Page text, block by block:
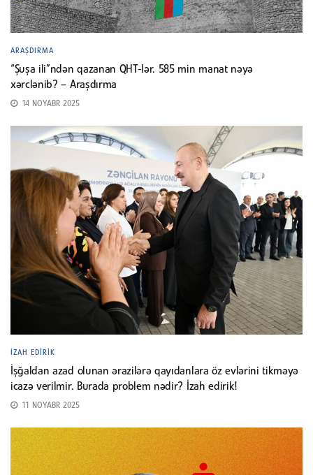
ARAŞDIRMA
“Şuşa ili”ndən qazanan QHT-lər. 585 min manat nəyə
xərclənib? – Araşdırma
14 NOYABR 2025
İZAH EDIRIK
İşğaldan azad olunan ərazilərə qayıdanlara öz evlərini tikməyə
icazə verilmir. Burada problem nədir? İzah edirik!
11 NOYABR 2025